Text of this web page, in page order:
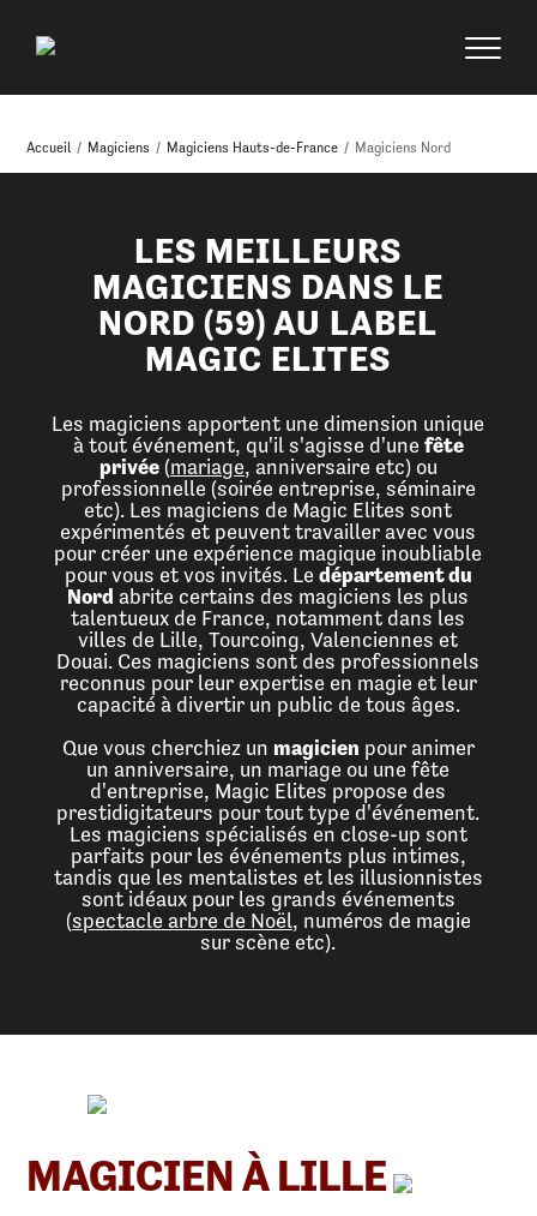
Accueil / Magiciens / Magiciens Hauts-de-France / Magiciens Nord
LES MEILLEURS
MAGICIENS DANS LE
NORD (59) AU LABEL
MAGIC ELITES
Les magiciens apportent une dimension unique
à tout événement, qu'il s'agisse d'unefête
privée(mariage, anniversaire etc) ou
professionnelle (soirée entreprise, séminaire
etc). Les magiciens de Magic Elites sont
expérimentés et peuvent travailler avec vous
pour créer une expérience magique inoubliable
pour vous et vos invités. Ledépartement du
Nord abrite certains des magiciens les plus
talentueux de France, notamment dans les
villes de Lille, Tourcoing, Valenciennes et
Douai. Ces magiciens sont des professionnels
reconnus pour leur expertise en magie et leur
capacité à divertir un public de tous âges.
Que vous cherchiez un magicien pour animer
un anniversaire, un mariage ou une fête
d'entreprise, Magic Elites propose des
prestidigitateurs pour tout type d'événement.
Les magiciens spécialisés en close-up sont
parfaits pour les événements plus intimes,
tandis que les mentalistes et les illusionnistes
sont idéaux pour les grands événements
(spectacle arbre de Noël, numéros de magie
sur scène etc).
MAGICIEN À LILLE